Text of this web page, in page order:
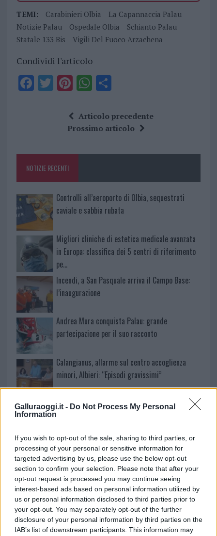
Galluraoggi.it - Do Not Process My Personal
Information
If you wish to opt-out of the sale, sharing to third parties, or
processing of your personal or sensitive information for
targeted advertising by us, please use the below opt-out
section to confirm your selection. Please note that after your
opt-out request is processed you may continue seeing
interest-based ads based on personal information utilized by
us or personal information disclosed to third parties prior to
your opt-out. You may separately opt-out of the further
disclosure of your personal information by third parties on the
IAB’s list of downstream participants. This information may
TEMI: Carabinieri Olbia
La Capannaccia Palau
Notizie Palau
Ospedale Olbia
Schianto Palau
Statale 133 Bis
Vigili Del Fuoco Arzachena
Condividi l'articolo
F
o
k
T Pi
te
re
W
at
s
p
S
a
re
Articolo precedente
Prossimo articolo
NOTIZIE RECENTI
Controlli all’aeroporto di Olbia, sequestrati
caviale e sabbia rubata
Migliori cliniche di estetica medicale avanzata
in Europa: classifica dei 5 centri di riferimento
pe…
Incendi, a San Pasquale arriva il Campo Base:
l’inaugurazione
Andrea Mura conquista Palau: grande
partecipazione per il suo racconto
Calangianus, allarme sul centro accoglienza
minori, Albieri: “Episodi gravissimi”
Gallura, finti clienti svuotano le suite: furto da
50mila nel resort
Meteo Olbia 7 agosto, sole e caldo tornano
protagonisti